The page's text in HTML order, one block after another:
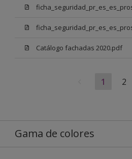
Catálogo fachadas 2020.pdf
1 2
Gama de colores